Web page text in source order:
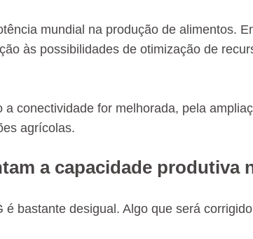
mundial na produção de alimentos.
às possibilidades de otimização de
conectividade for melhorada, pela
agrícolas.
a capacidade produtiva
bastante desigual. Algo que será